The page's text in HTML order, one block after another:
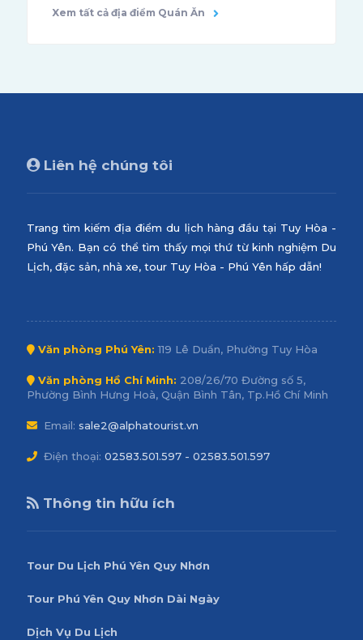
Xem tất cả địa điểm Quán Ăn
Liên hệ chúng tôi
Trang tìm kiếm địa điểm du lịch hàng đầu tại Tuy Hòa -
Phú Yên. Bạn có thể tìm thấy mọi thứ từ kinh nghiệm Du
Lịch, đặc sản, nhà xe, tour Tuy Hòa - Phú Yên hấp dẫn!
Văn phòng Phú Yên: 119 Lê Duẩn, Phường Tuy Hòa
Văn phòng Hồ Chí Minh: 208/26/70 Đường số 5,
Phường Bình Hưng Hoà, Quận Bình Tân, Tp.Hồ Chí Minh
Email: sale2@alphatourist.vn
Điện thoại: 02583.501.597 - 02583.501.597
Thông tin hữu ích
Tour Du Lịch Phú Yên Quy Nhơn
Tour Phú Yên Quy Nhơn Dài Ngày
Dịch Vụ Du Lịch